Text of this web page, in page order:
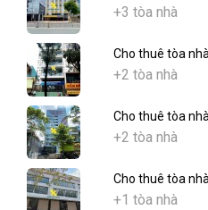
+3 tòa nhà
Cho thuê tòa
+2 tòa nhà
Cho thuê tòa
+2 tòa nhà
Cho thuê tòa
+1 tòa nhà